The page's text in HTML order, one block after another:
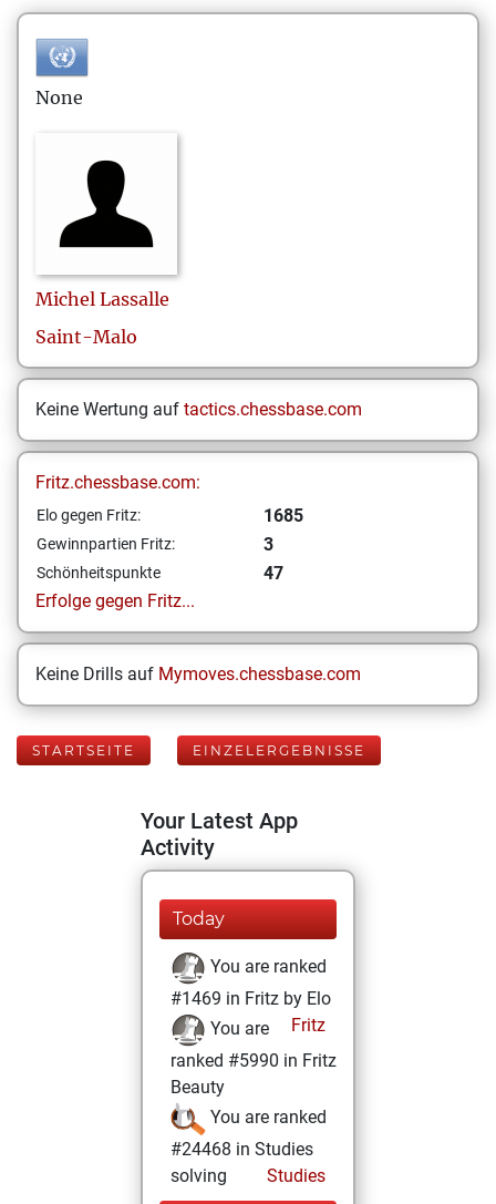
None
Michel Lassalle
Saint-Malo
Keine Wertung auf tactics.chessbase.com
Fritz.chessbase.com:
Elo gegen Fritz: 1685
Gewinnpartien Fritz: 3
Schönheitspunkte
47
Erfolge gegen Fritz...
Keine Drills auf Mymoves.chessbase.com
STARTSEITE EINZELERGEBNISSE
Your Latest App
Activity
Today
You are ranked
#1469 in Fritz by Elo
Fritz
You are
ranked #5990 in Fritz
Beauty
You are ranked
#24468 in Studies
solving
Studies